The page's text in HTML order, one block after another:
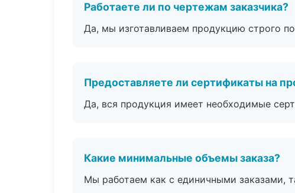
Работаете ли по чертежам заказчика?
Да, мы изготавливаем продукцию строго
Предоставляете ли сертификаты на
Да, вся продукция имеет необходимые
Какие минимальные объемы заказа?
Мы работаем как с единичными заказами,